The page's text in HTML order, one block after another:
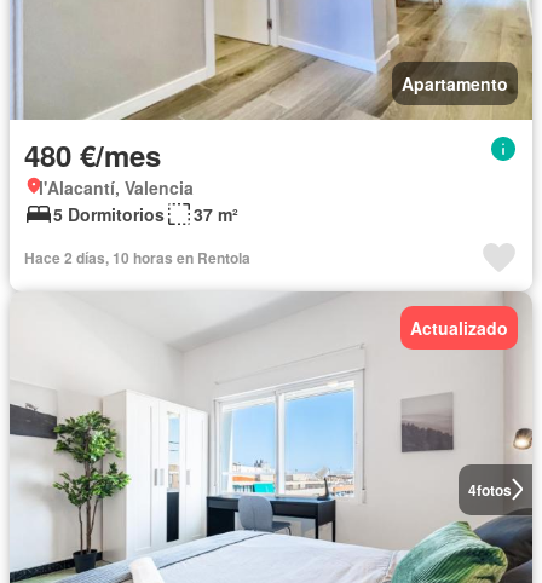
Apartamento
480 €/mes
l'Alacantí, Valencia
5 Dormitorios
37 m²
Hace 2 días, 10 horas en Rentola
4fotos
Actualizado